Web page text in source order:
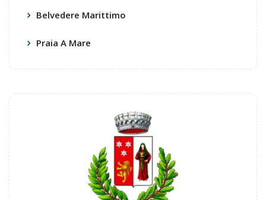
Belvedere Marittimo
Praia A Mare